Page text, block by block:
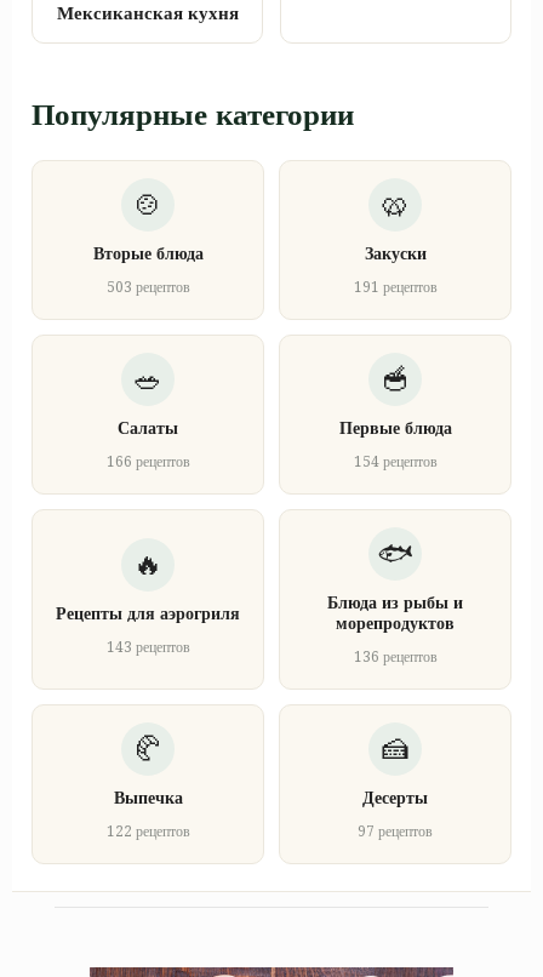
Мексиканская кухня
Популярные категории
Вторые блюда
503 рецептов
Закуски
191 рецептов
Салаты
166 рецептов
Первые блюда
154 рецептов
Рецепты для аэрогриля
143 рецептов
Блюда из рыбы и
морепродуктов
136 рецептов
Выпечка
122 рецептов
Десерты
97 рецептов